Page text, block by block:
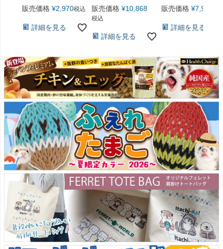
販売価格 ¥2,970税込
詳細を見る
販売価格 ¥10,868
税込
詳細を見る
販売価格 ¥7,920
詳細を見る